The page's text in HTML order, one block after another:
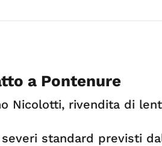
a Pontenure
Nicolotti, rivendita di
standard previsti